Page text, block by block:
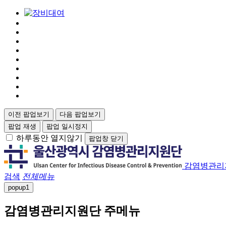
이전 팝업보기
다음 팝업보기
팝업 재생
팝업 일시정지
하루동안 열지않기 팝업창 닫기
감염병관
검색 전체메뉴
popup1
감염병관리지원단 주메뉴